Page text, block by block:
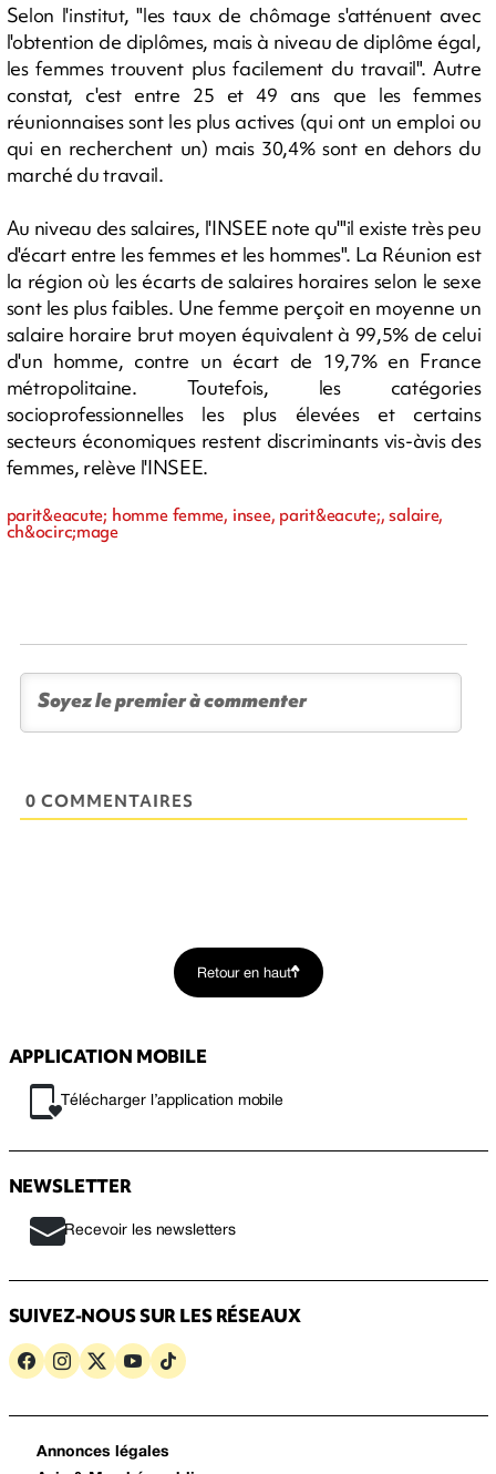
Selon l'institut, "les taux de chômage s'atténuent avec
l'obtention de diplômes, mais à niveau de diplôme égal,
les femmes trouvent plus facilement du travail". Autre
constat, c'est entre 25 et 49 ans que les femmes
réunionnaises sont les plus actives (qui ont un emploi ou
qui en recherchent un) mais 30,4% sont en dehors du
marché du travail.
Au niveau des salaires, l'INSEE note qu'"il existe très peu
d'écart entre les femmes et les hommes". La Réunion est
la région où les écarts de salaires horaires selon le sexe
sont les plus faibles. Une femme perçoit en moyenne un
salaire horaire brut moyen équivalent à 99,5% de celui
d'un homme, contre un écart de 19,7% en France
métropolitaine. Toutefois, les catégories
socioprofessionnelles les plus élevées et certains
secteurs économiques restent discriminants vis-àvis des
femmes, relève l'INSEE.
parit&eacute; homme femme, insee, parit&eacute;, salaire,
ch&ocirc;mage
0 COMMENTAIRES
Retour en haut
APPLICATION MOBILE
Télécharger l’application mobile
NEWSLETTER
Recevoir les newsletters
SUIVEZ-NOUS SUR LES RÉSEAUX
Annonces légales